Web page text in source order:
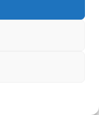
2025
pentru un